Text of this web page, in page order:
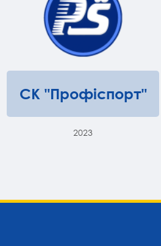
СК "Профіспорт"
2023